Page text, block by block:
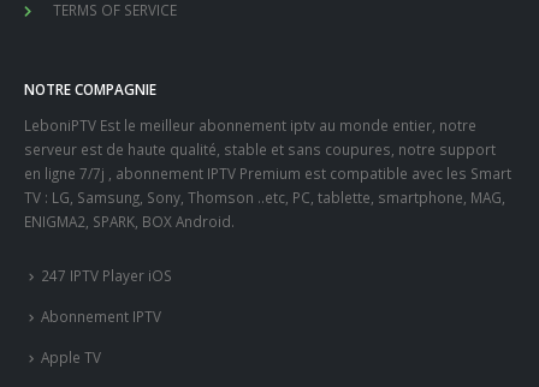
TERMS OF SERVICE
NOTRE COMPAGNIE
LeboniPTV Est le meilleur abonnement iptv au monde entier, notre
serveur est de haute qualité, stable et sans coupures, notre support
en ligne 7/7j , abonnement IPTV Premium est compatible avec les Smart
TV : LG, Samsung, Sony, Thomson ..etc, PC, tablette, smartphone, MAG,
ENIGMA2, SPARK, BOX Android.
247 IPTV Player iOS
Abonnement IPTV
Apple TV